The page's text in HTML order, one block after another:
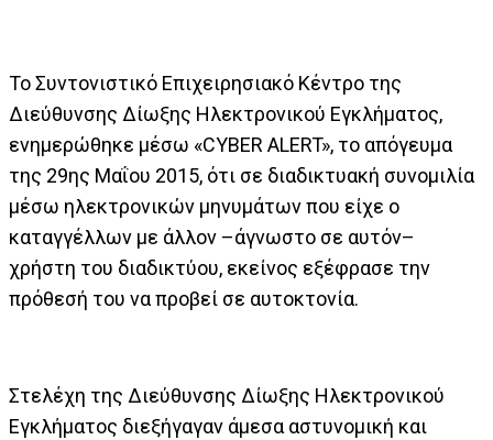
Το Συντονιστικό Επιχειρησιακό Κέντρο της
Διεύθυνσης Δίωξης Ηλεκτρονικού Εγκλήματος,
ενημερώθηκε μέσω «CYBER ALERT», το απόγευμα
της 29ης Μαΐου 2015, ότι σε διαδικτυακή συνομιλία
μέσω ηλεκτρονικών μηνυμάτων που είχε ο
καταγγέλλων με άλλον –άγνωστο σε αυτόν–
χρήστη του διαδικτύου, εκείνος εξέφρασε την
πρόθεσή του να προβεί σε αυτοκτονία.
Στελέχη της Διεύθυνσης Δίωξης Ηλεκτρονικού
Εγκλήματος διεξήγαγαν άμεσα αστυνομική και